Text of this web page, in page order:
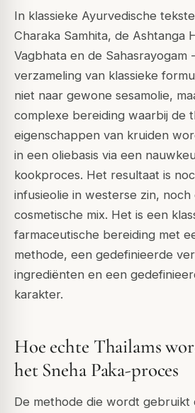
In klassieke Ayurvedische
Charaka Samhita, de Ashtanga
Vagbhata en de Sahasrayogam
verzameling van klassieke
niet naar gewone sesamolie,
complexe bereiding waarbij de
eigenschappen van kruiden
in een oliebasis via een
kookproces. Het resultaat is
infusieolie in westerse zin,
cosmetische mix. Het is een
farmaceutische bereiding met
methode, een gedefinieerde
ingrediënten en een
karakter.
Hoe echte Thailams
het Sneha Paka-proces
De methode die wordt gebruikt